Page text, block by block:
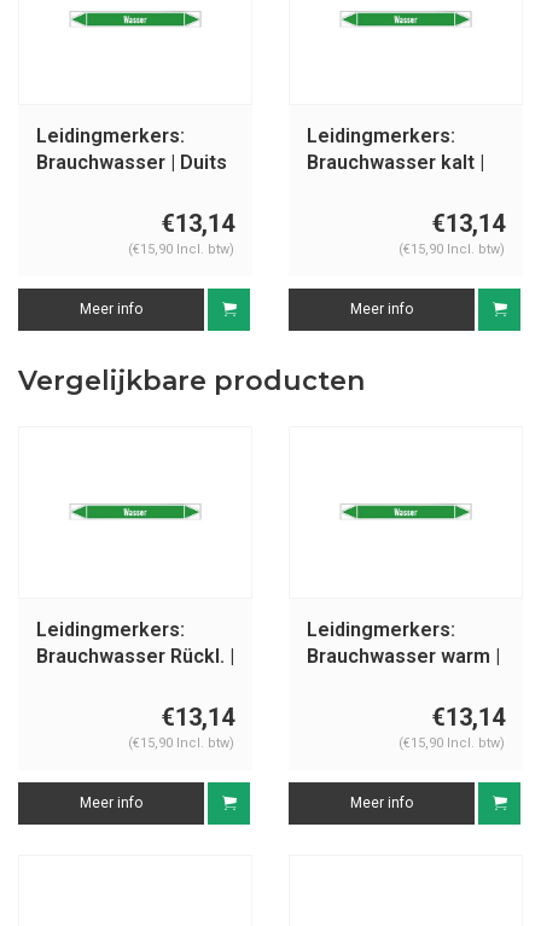
Leidingmerkers:
Brauchwasser | Duits
€13,14
(€15,90 Incl. btw)
Meer info
Leidingmerkers:
Brauchwasser kalt |
€13,14
(€15,90 Incl. btw)
Meer info
Vergelijkbare producten
Leidingmerkers:
Brauchwasser Rückl. |
€13,14
(€15,90 Incl. btw)
Meer info
Leidingmerkers:
Brauchwasser warm |
€13,14
(€15,90 Incl. btw)
Meer info